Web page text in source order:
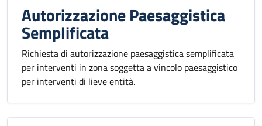
Autorizzazione Paesaggistica
Semplificata
Richiesta di autorizzazione paesaggistica semplificata
per interventi in zona soggetta a vincolo paesaggistico
per interventi di lieve entità.